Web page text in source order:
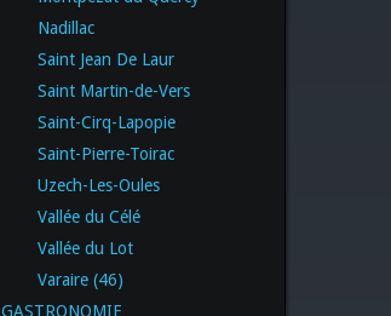
Nadillac
Saint Jean De Laur
Saint Martin-de-Vers
Saint-Cirq-Lapopie
Saint-Pierre-Toirac
Uzech-Les-Oules
Vallée du Célé
Vallée du Lot
Varaire (46)
GASTRONOMIE